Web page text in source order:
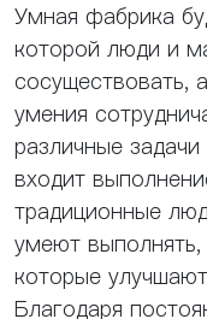
Умная фабрика
которой люди и
сосуществовать,
умения
различные
входит
традиционные
умеют
которые
Благодаря